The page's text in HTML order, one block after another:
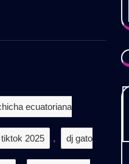
ecuatoriana
2025 , dj gato